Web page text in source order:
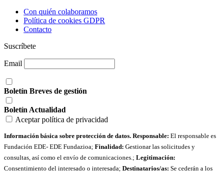
Con quién colaboramos
Política de cookies GDPR
Contacto
Suscríbete
Email
Boletín Breves de gestión
Boletín Actualidad
Aceptar política de privacidad
Información básica sobre protección de datos. Responsable: El responsable es
Fundación EDE- EDE Fundazioa; Finalidad: Gestionar las solicitudes y
consultas, así como el envío de comunicaciones.; Legitimación:
Consentimiento del interesado o interesada; Destinatarios/as: Se cederán a los